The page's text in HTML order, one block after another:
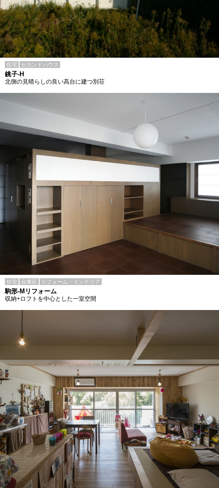
住宅 セカンドハウス
銚子-H
北側の見晴らしの良い高台に建つ別荘
住宅 台東区 リフォーム・インテリア
駒形-Mリフォーム
収納+ロフトを中心とした一室空間